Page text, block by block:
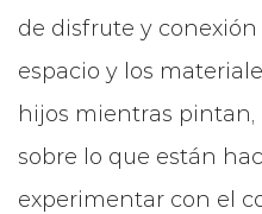
de disfrute y conexión
espacio y los
hijos mientras pintan,
sobre lo que están
experimentar con el